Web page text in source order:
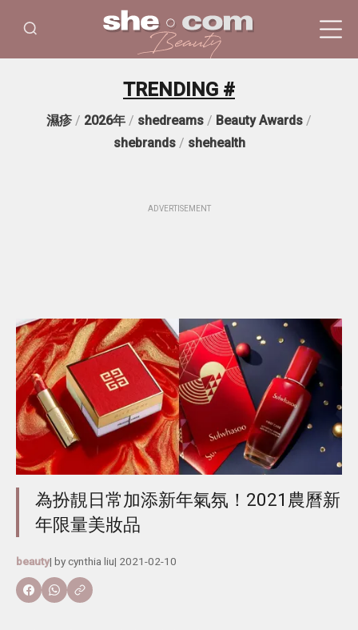
TRENDING #
濕疹 / 2026年 / shedreams / Beauty Awards /
shebrands/ shehealth
ADVERTISEMENT
為扮靚日常加添新年氣氛！2021農曆新
年限量美妝品
beauty| bycynthia liu| 2021-02-10